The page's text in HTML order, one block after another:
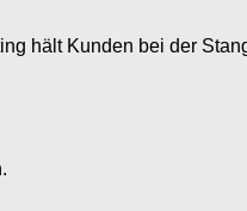
hält Kunden bei der